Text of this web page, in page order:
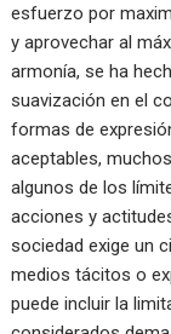
esfuerzo por
y aprovechar al
armonía, se ha
suavización en el
formas de
aceptables,
algunos de los
acciones y
sociedad exige un
medios tácitos o
puede incluir la